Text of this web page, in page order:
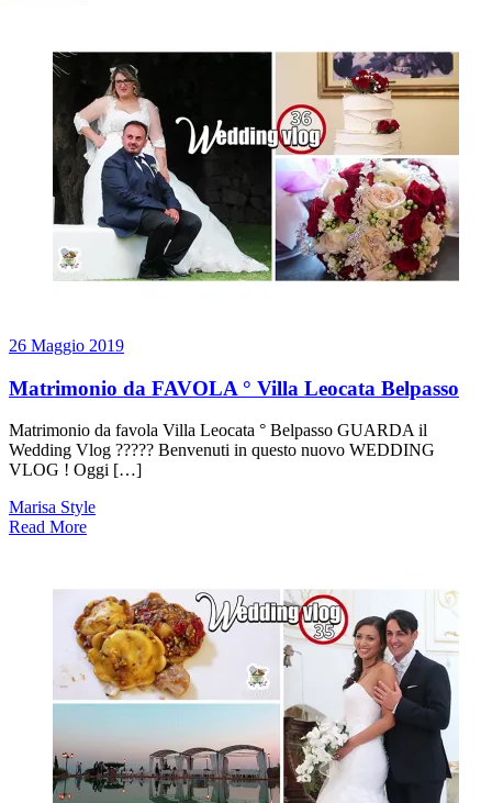
26 Maggio 2019
Matrimonio da FAVOLA ° Villa Leocata Belpasso
Matrimonio da favola Villa Leocata ° Belpasso GUARDA il
Wedding Vlog ????? Benvenuti in questo nuovo WEDDING
VLOG ! Oggi […]
Marisa Style
Read More